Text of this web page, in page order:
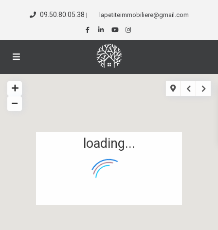
09.50.80.05.38 | lapetiteimmobiliere@gmail.com
loading...